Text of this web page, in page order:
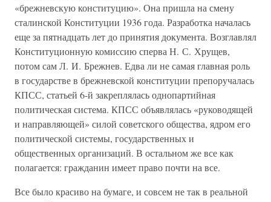
«брежневскую конституцию». Она пришла на смену
сталинской Конституции 1936 года. Разработка началась
еще за пятнадцать лет до принятия документа. Возглавлял
Конституционную комиссию сперва Н. С. Хрущев,
потом сам Л. И. Брежнев. Едва ли не самая главная роль
в государстве в брежневской конституции препоручалась
КПСС, статьей 6-й закреплялась однопартийная
политическая система. КПСС объявлялась «руководящей
и направляющей» силой советского общества, ядром его
политической системы, государственных и
общественных организаций. В остальном же все как
полагается: гражданин имеет право почти на все.
Все было красиво на бумаге, и совсем не так в реальной